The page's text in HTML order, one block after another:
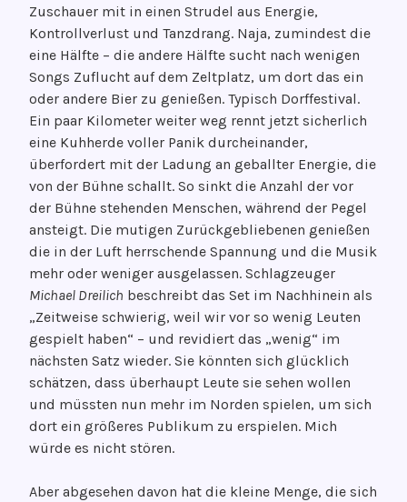
Zuschauer mit in einen Strudel aus Energie,
Kontrollverlust und Tanzdrang. Naja, zumindest die
eine Hälfte – die andere Hälfte sucht nach wenigen
Songs Zuflucht auf dem Zeltplatz, um dort das ein
oder andere Bier zu genießen. Typisch Dorffestival.
Ein paar Kilometer weiter weg rennt jetzt sicherlich
eine Kuhherde voller Panik durcheinander,
überfordert mit der Ladung an geballter Energie, die
von der Bühne schallt. So sinkt die Anzahl der vor
der Bühne stehenden Menschen, während der Pegel
ansteigt. Die mutigen Zurückgebliebenen genießen
die in der Luft herrschende Spannung und die Musik
mehr oder weniger ausgelassen. Schlagzeuger
Michael Dreilich beschreibt das Set im Nachhinein als
„Zeitweise schwierig, weil wir vor so wenig Leuten
gespielt haben“ – und revidiert das „wenig“ im
nächsten Satz wieder. Sie könnten sich glücklich
schätzen, dass überhaupt Leute sie sehen wollen
und müssten nun mehr im Norden spielen, um sich
dort ein größeres Publikum zu erspielen. Mich
würde es nicht stören.
Aber abgesehen davon hat die kleine Menge, die sich